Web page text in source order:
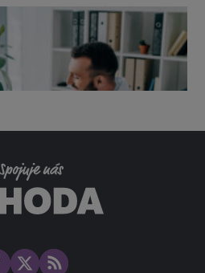
2026 – průvodce pro